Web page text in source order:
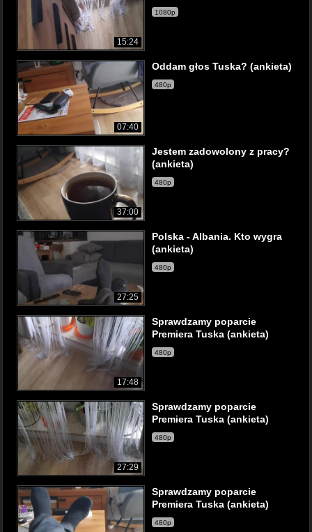
15:24
1080p
07:40
Oddam głos Tuska? (ankieta)
480p
37:00
Jestem zadowolony z pracy?
(ankieta)
480p
27:25
Polska - Albania. Kto wygra
(ankieta)
480p
17:48
Sprawdzamy poparcie
Premiera Tuska (ankieta)
480p
27:29
Sprawdzamy poparcie
Premiera Tuska (ankieta)
480p
Sprawdzamy poparcie
Premiera Tuska (ankieta)
480p